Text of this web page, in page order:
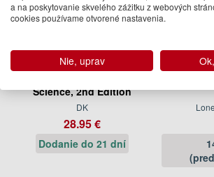
Science, 2nd Edition
DK
28.95 €
Dodanie do 21 dní
a na poskytovanie skvelého zážitku z webových
cookies používame otvorené nastavenia.
Nie, uprav